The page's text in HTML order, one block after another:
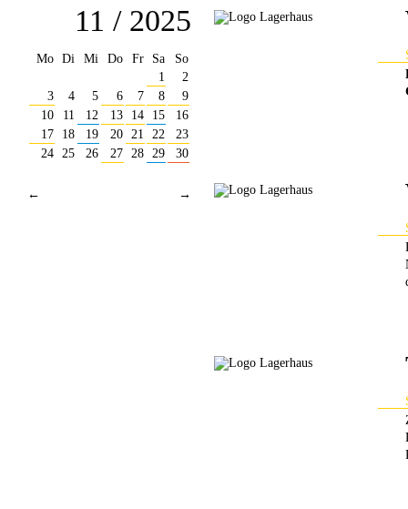
11 / 2025
Mo Di Mi Do Fr Sa
So
1
2
3
4 5 6 7 8
9
10
11 12 13 14 15
16
17
18 19 20 21 22
23
24 25 26 27 28 29 30
← →